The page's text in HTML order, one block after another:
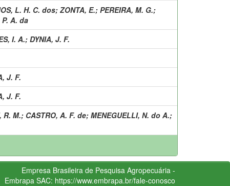
L. H. C. dos; ZONTA, E.; PEREIRA, M. G.;
P. A. da
I. A.; DYNIA, J. F.
J. F.
J. F.
R. M.; CASTRO, A. F. de; MENEGUELLI, N. do A.;
Empresa Brasileira de Pesquisa Agropecuária -
Embrapa SAC: https://www.embrapa.br/fale-conosco